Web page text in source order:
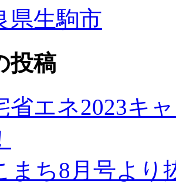
県生駒市
投稿
省エネ2023キ
まち8月号よ